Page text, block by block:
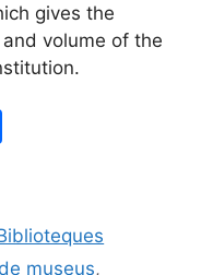
gives the
volume of the
p
armuseus,